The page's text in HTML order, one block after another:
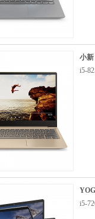
小新
i5-
i5-